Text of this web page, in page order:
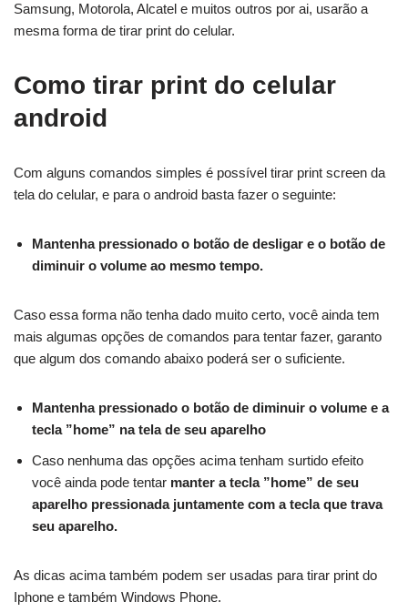
Samsung, Motorola, Alcatel e muitos outros por ai, usarão a
mesma forma de tirar print do celular.
Como tirar print do celular
android
Com alguns comandos simples é possível tirar print screen da
tela do celular, e para o android basta fazer o seguinte:
Mantenha pressionado o botão de desligar e o botão de
diminuir o volume ao mesmo tempo.
Caso essa forma não tenha dado muito certo, você ainda tem
mais algumas opções de comandos para tentar fazer, garanto
que algum dos comando abaixo poderá ser o suficiente.
Mantenha pressionado o botão de diminuir o volume e a
tecla ”home” na tela de seu aparelho
Caso nenhuma das opções acima tenham surtido efeito
você ainda pode tentar manter a tecla ”home” de seu
aparelho pressionada juntamente com a tecla que trava
seu aparelho.
As dicas acima também podem ser usadas para tirar print do
Iphone e também Windows Phone.